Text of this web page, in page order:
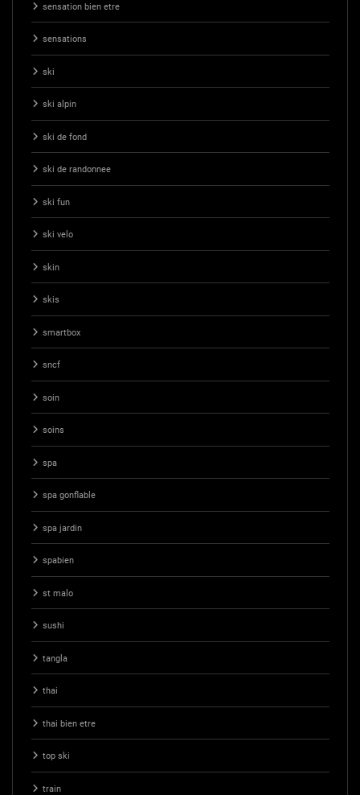
sensation bien etre
sensations
ski
ski alpin
ski de fond
ski de randonnee
ski fun
ski velo
skin
skis
smartbox
sncf
soin
soins
spa
spa gonflable
spa jardin
spabien
st malo
sushi
tangla
thai
thai bien etre
top ski
train